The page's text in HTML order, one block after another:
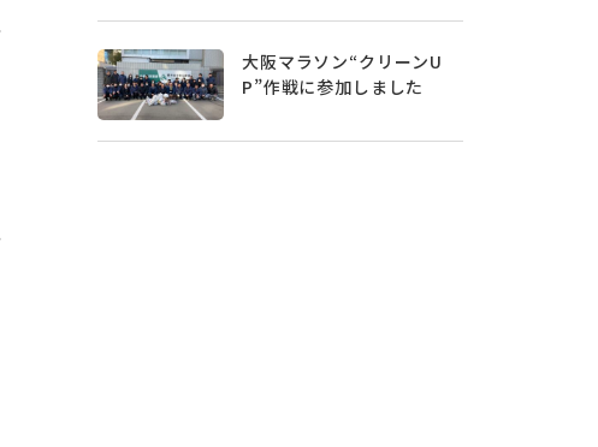
大阪マラソン“クリーンU
P”作戦に参加しました